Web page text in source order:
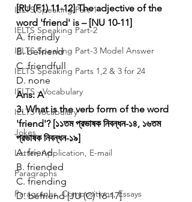
IELTS Speaking Part-1
IELTS Speaking Part-2
IELTS Speaking Part-3 Model Answer
IELTS Speaking Parts 1,2 & 3 for 24
IELTS - Vocabulary
IELTS Vocabulary
Jokes
Letter, Application, E-mail
Paragraphs
Paragraphs, Compositions, Essays
[RU (F1) 11-12] The adjective of the
word 'friend' is – [NU 10-11]
A. friendly
B. befriend
C. friendfull
D. none
Ans: A
3. What is the verb form of the word
'friend'? [১১তম প্রভাষক নিবন্ধন-১৪, ১৬তম
প্রভাষক নিবন্ধন-১৯]
A. friend
B. friended
C. friending
D. befriend [JU (C) 16-17]